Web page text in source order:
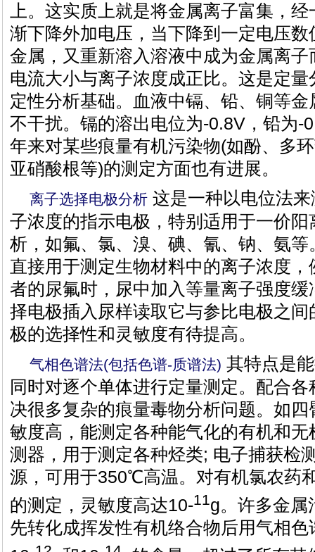
上。这实质上就是将金属离子富集，
渐下降外加电压，当下降到一定电压
金属，又重新溶入溶液中成为金属离
电流大小与离子浓度成正比。这是定
定性分析基础。血液中镉、铅、铜等
不干扰。镉的溶出电位为-0.8V，铅为-
年来对某些痕量有机污染物(如酚、多
亚硝酸根等)的测定方面也有进展。
离子选择电极分析 这是一种以电位法
子浓度的指示电极，特别适用于一价
析，如氟、氯、溴、碘、氰、钠、氨
直接用于测定生物材料中的离子浓度
者的尿氟时，尿中加入等量离子强度
择电极插入尿样读取它与参比电极之
极的选择性和灵敏度有待提高。
气相色谱法(包括色谱-质谱法) 其特点是
同时对逐个单体进行定量测定。配合
决很多复杂的痕量毒物分析问题。如
敏度高，能测定各种能气化的有机和
测器，用于测定各种烃类; 电子捕获检
源，可用于350℃高温。对有机氯农药
的测定，灵敏度高达10-11g。许多金属
先转化成挥发性有机络合物后用气相